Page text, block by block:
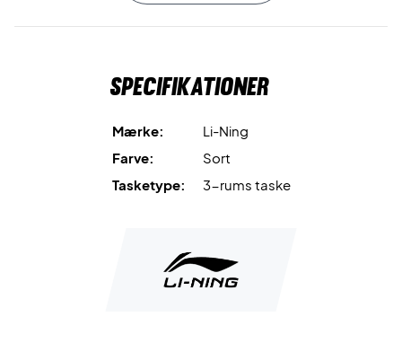
tasken. Den kan også transporteres ved hjælp af de
Foruden det praktiske, så har Li-Ning også lagt stor vægt på
det designmæssige aspekt. Designet tager udgangspunkt
i den kinesiske kultur, og derfor er denne sorte taske
Materialer: Syntetisk læder og polyester
Specifikationer
Mærke:
Li-Ning
Farve:
Sort
Tasketype:
3-rums taske